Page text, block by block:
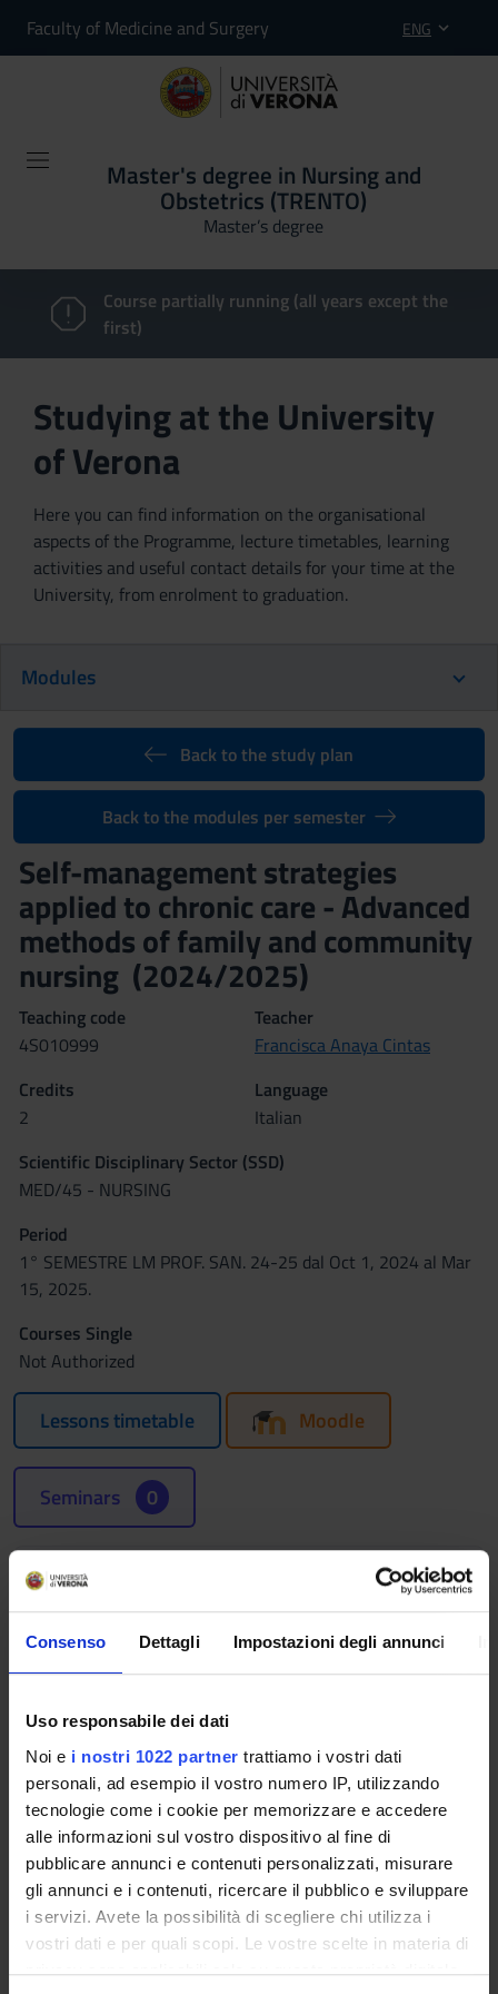
Consenso Dettagli Impostazioni degli annunci
Uso responsabile dei dati
Noi e i nostri 1022 partner trattiamo i vostri dati
personali, ad esempio il vostro numero IP, utilizzando
tecnologie come i cookie per memorizzare e accedere
alle informazioni sul vostro dispositivo al fine di
pubblicare annunci e contenuti personalizzati, misurare
gli annunci e i contenuti, ricercare il pubblico e sviluppare
i servizi. Avete la possibilità di scegliere chi utilizza i
vostri dati e per quali scopi. Le vostre scelte in materia di
privacy sono applicabili solo su questa proprietà digitale
Faculty of Medicine and Surgery ENG
Master's degree in Nursing and
Obstetrics (TRENTO)
Master’s degree
Course partially running (all years except the
first)
Studying at the University
of Verona
Here you can find information on the organisational
aspects of the Programme, lecture timetables, learning
activities and useful contact details for your time at the
University, from enrolment to graduation.
Modules
Back to the study plan
Back to the modules per semester
Self-management strategies
applied to chronic care - Advanced
methods of family and community
nursing (2024/2025)
Teaching code
4S010999
Teacher
Francisca Anaya Cintas
Credits
2
Language
Italian
Scientific Disciplinary Sector (SSD)
MED/45 - NURSING
Period
1° SEMESTRE LM PROF. SAN. 24-25 dal Oct 1, 2024 al Mar
15, 2025.
Courses Single
Not Authorized
Lessons timetable Moodle
Seminars 0
To show the organization of the course that
includes this module, follow this link:
Course
organization
Program
Core contents:
- Community nursing: possible scenarios, application models
and skills (the Spanish model)
- Salutogenic approach in the practice of family and
community nursing
- Analysis of the community health situation and
intervention: the Community Study
- Methods of collecting objective information in the study of
the community.
- Asset-Based Community Development (ABCD) as a
methodology for community development, building on the